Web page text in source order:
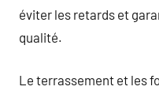
éviter les retards et
qualité.
Le terrassement et les